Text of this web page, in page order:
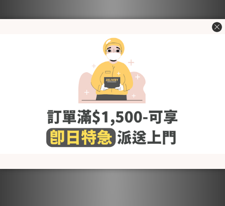
KRMD314 韓國 Mom's day
柔滑天絲高腰孕婦內褲 (1包3
條) [孕婦內褲]♡
HK$155.00
KRMD315 韓國 Mom's day
透氣絲滑竹纖維孕婦四角內
褲 (1包3條) [孕婦內褲]♡
HK$199.00